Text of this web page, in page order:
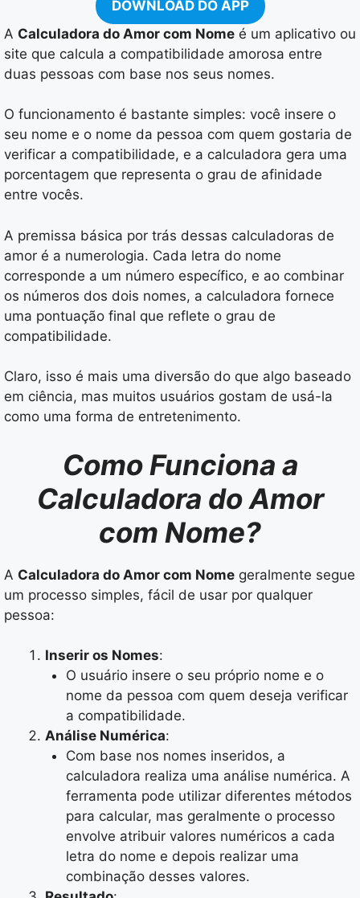
DOWNLOAD DO APP
A Calculadora do Amor com Nome é um aplicativo ou
site que calcula a compatibilidade amorosa entre
duas pessoas com base nos seus nomes.
O funcionamento é bastante simples: você insere o
seu nome e o nome da pessoa com quem gostaria de
verificar a compatibilidade, e a calculadora gera uma
porcentagem que representa o grau de afinidade
entre vocês.
A premissa básica por trás dessas calculadoras de
amor é a numerologia. Cada letra do nome
corresponde a um número específico, e ao combinar
os números dos dois nomes, a calculadora fornece
uma pontuação final que reflete o grau de
compatibilidade.
Claro, isso é mais uma diversão do que algo baseado
em ciência, mas muitos usuários gostam de usá-la
como uma forma de entretenimento.
Como Funciona a
Calculadora do Amor
com Nome?
A Calculadora do Amor com Nome geralmente segue
um processo simples, fácil de usar por qualquer
pessoa:
Inserir os Nomes:
O usuário insere o seu próprio nome e o
nome da pessoa com quem deseja verificar
a compatibilidade.
Análise Numérica:
Com base nos nomes inseridos, a
calculadora realiza uma análise numérica. A
ferramenta pode utilizar diferentes métodos
para calcular, mas geralmente o processo
envolve atribuir valores numéricos a cada
letra do nome e depois realizar uma
combinação desses valores.